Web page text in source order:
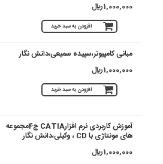
1,000,000 ريال
افزودن به سبد خرید
مبانی کامپیوتر،سپیده سمیعی،دانش نگار
1,000,000 ريال
افزودن به سبد خرید
آموزش کاربردی نرم افزارCATIA ج4مجموعه
های مونتاژی با CD ، وکیلی،دانش نگار
1,000,000 ريال